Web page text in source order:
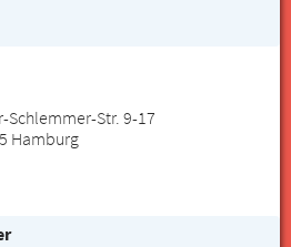
Schlemmer-Str. 9-17
Hamburg